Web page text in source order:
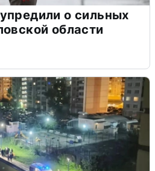
о сильных
области